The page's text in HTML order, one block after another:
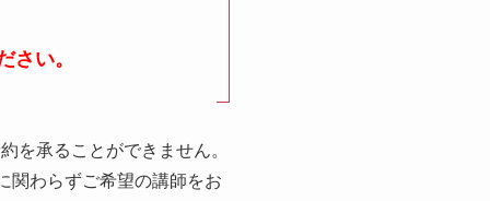
さい。
を承ることができません。
関わらずご希望の講師をお